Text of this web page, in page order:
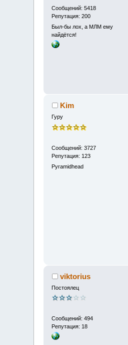
Сообщений: 5418
Репутация: 200
Был-бы лох, а МЛМ ему
найдётся!
Kim
Гуру
Сообщений: 3727
Репутация: 123
Pyramidhead
viktorius
Постоялец
Сообщений: 494
Репутация: 18